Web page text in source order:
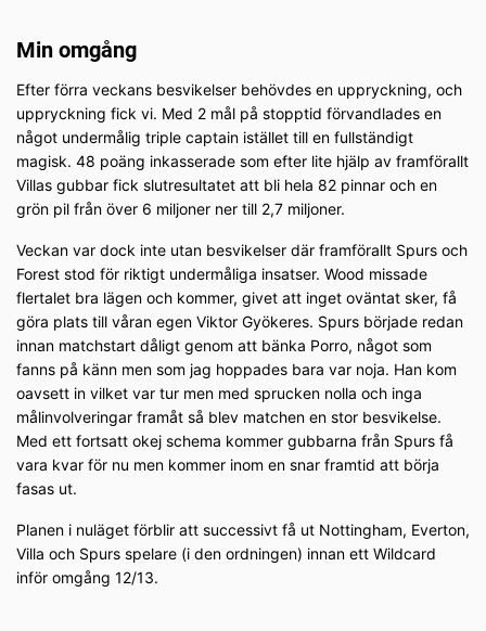
Min omgång
Efter förra veckans besvikelser behövdes en uppryckning, och
uppryckning fick vi. Med 2 mål på stopptid förvandlades en
något undermålig triple captain istället till en fullständigt
magisk. 48 poäng inkasserade som efter lite hjälp av framförallt
Villas gubbar fick slutresultatet att bli hela 82 pinnar och en
grön pil från över 6 miljoner ner till 2,7 miljoner.
Veckan var dock inte utan besvikelser där framförallt Spurs och
Forest stod för riktigt undermåliga insatser. Wood missade
flertalet bra lägen och kommer, givet att inget oväntat sker, få
göra plats till våran egen Viktor Gyökeres. Spurs började redan
innan matchstart dåligt genom att bänka Porro, något som
fanns på känn men som jag hoppades bara var noja. Han kom
oavsett in vilket var tur men med sprucken nolla och inga
målinvolveringar framåt så blev matchen en stor besvikelse.
Med ett fortsatt okej schema kommer gubbarna från Spurs få
vara kvar för nu men kommer inom en snar framtid att börja
fasas ut.
Planen i nuläget förblir att successivt få ut Nottingham, Everton,
Villa och Spurs spelare (i den ordningen) innan ett Wildcard
inför omgång 12/13.